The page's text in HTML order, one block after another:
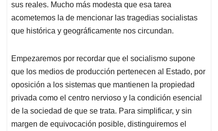
sus reales. Mucho más modesta que esa tarea
acometemos la de mencionar las tragedias socialistas
que histórica y geográficamente nos circundan.
Empezaremos por recordar que el socialismo supone
que los medios de producción pertenecen al Estado, por
oposición a los sistemas que mantienen la propiedad
privada como el centro nervioso y la condición esencial
de la sociedad de que se trata. Para simplificar, y sin
margen de equivocación posible, distinguiremos el